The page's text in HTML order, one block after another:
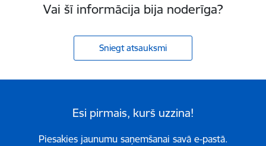
Vai šī informācija bija noderīga?
Sniegt atsauksmi
Esi pirmais, kurš uzzina!
Piesakies jaunumu saņemšanai savā e-pastā.